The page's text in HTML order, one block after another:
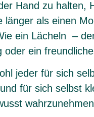
Hand zu halten,
länger als einen
ein Lächeln –
oder ein
jeder für sich
für sich selbst